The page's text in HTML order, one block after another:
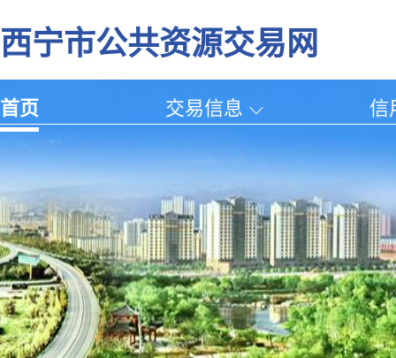
西宁市公共资源交易网
首页 交易信息 信